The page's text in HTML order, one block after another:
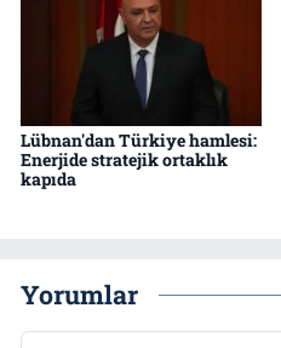
Lübnan'dan Türkiye hamlesi:
Enerjide stratejik ortaklık
kapıda
Yorumlar